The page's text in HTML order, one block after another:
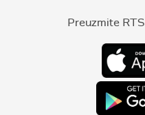
Preuzmite